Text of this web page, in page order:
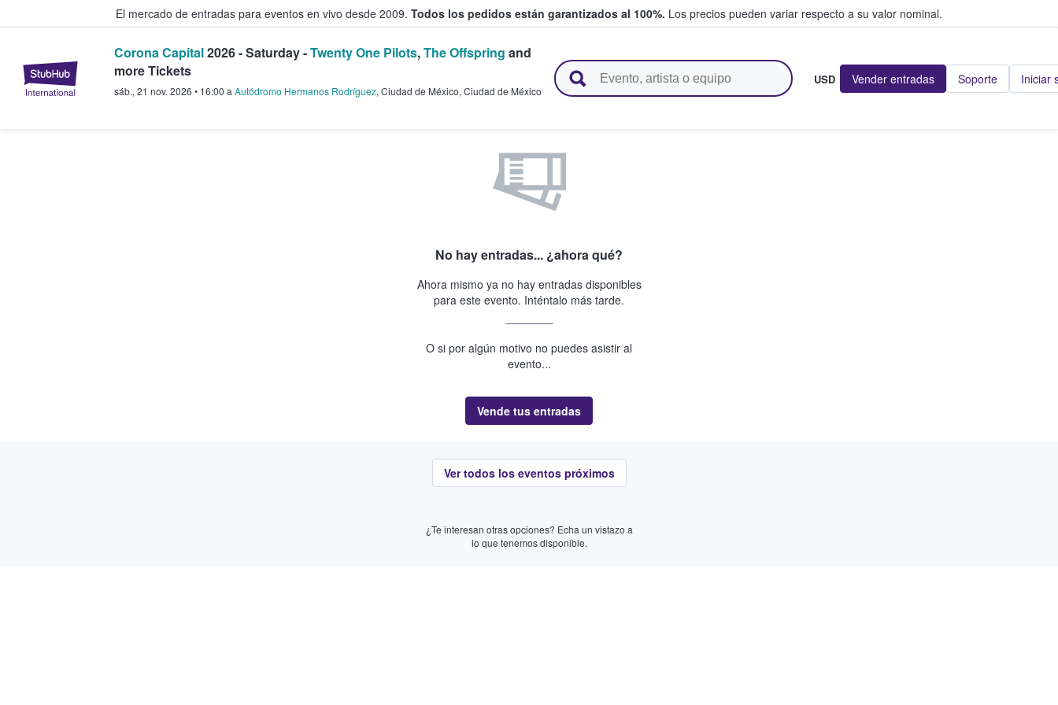
El mercado de entradas para eventos en vivo desde 2009. Todos los pedidos están garantizados al 100%. Los precios pueden variar respecto a su valor nominal.
StubHub: compra y venta de entradas entre fans
Corona Capital2026 - Saturday -Twenty One Pilots,The Offspring and
more Tickets
sáb., 21 nov. 2026 • 16:00 a Autódromo Hermanos Rodríguez, Ciudad de México, Ciudad de México
USD Vender entradas Soporte Iniciar
No hay entradas... ¿ahora qué?
Ahora mismo ya no hay entradas disponibles
para este evento. Inténtalo más tarde.
O si por algún motivo no puedes asistir al
evento...
Vende tus entradas
Ver todos los eventos próximos
¿Te interesan otras opciones? Echa un vistazo a
lo que tenemos disponible.